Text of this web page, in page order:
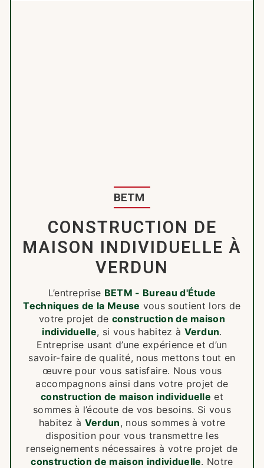
BETM
CONSTRUCTION DE
MAISON INDIVIDUELLE À
VERDUN
L’entreprise BETM - Bureau d'Étude
Techniques de la Meuse vous soutient lors de
votre projet deconstruction de maison
individuelle, si vous habitez à Verdun.
Entreprise usant d’une expérience et d’un
savoir-faire de qualité, nous mettons tout en
œuvre pour vous satisfaire. Nous vous
accompagnons ainsi dans votre projet de
construction de maison individuelle et
sommes à l’écoute de vos besoins. Si vous
habitez à Verdun, nous sommes à votre
disposition pour vous transmettre les
renseignements nécessaires à votre projet de
construction de maison individuelle. Notre